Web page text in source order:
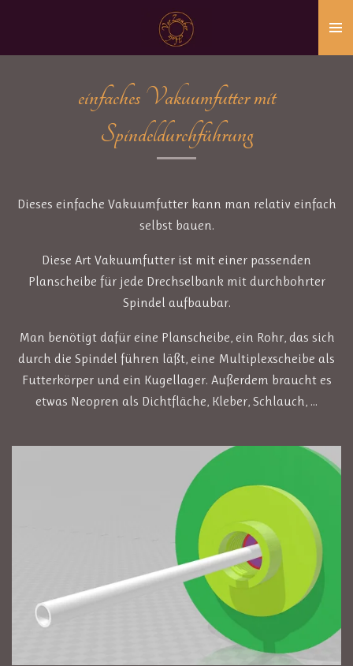
springen
einfaches Vakuumfutter mit
Spindeldurchführung
Dieses einfache Vakuumfutter kann man relativ einfach
selbst bauen.
Diese Art Vakuumfutter ist mit einer passenden
Planscheibe für jede Drechselbank mit durchbohrter
Spindel aufbaubar.
Man benötigt dafür eine Planscheibe, ein Rohr, das sich
durch die Spindel führen läßt, eine Multiplexscheibe als
Futterkörper und ein Kugellager. Außerdem braucht es
etwas Neopren als Dichtfläche, Kleber, Schlauch, ...